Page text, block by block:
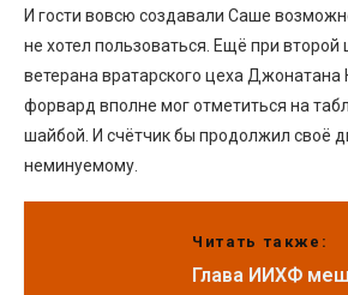
И гости вовсю создавали Саше
не хотел пользоваться. Ещё при второй
ветерана вратарского цеха Джонатана
форвард вполне мог отметиться на
шайбой. И счётчик бы продолжил своё
неминуемому.
Читать также:
Глава ИИХФ